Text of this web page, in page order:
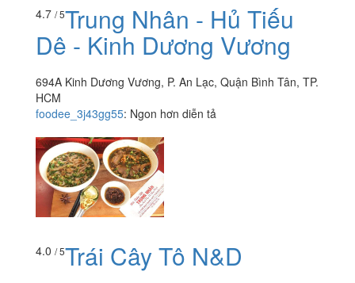
4.7 / 5Trung Nhân - Hủ Tiếu
Dê - Kinh Dương Vương
694A Kinh Dương Vương, P. An Lạc, Quận Bình Tân, TP.
HCM
foodee_3j43gg55: Ngon hơn diễn tả
4.0 / 5Trái Cây Tô N&D